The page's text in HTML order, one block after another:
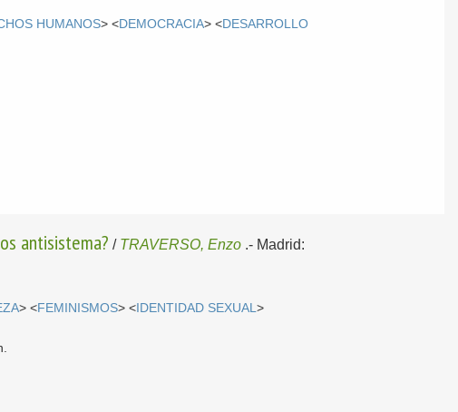
HUMANOS> <DEMOCRACIA> <DESARROLLO
antisistema? / TRAVERSO, Enzo .- Madrid:
> <FEMINISMOS> < IDENTIDAD SEXUAL>